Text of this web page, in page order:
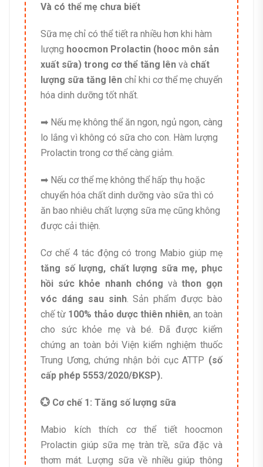
Và có thể mẹ chưa biết
Sữa mẹ chỉ có thể tiết ra nhiều hơn khi hàm
lượng hoocmon Prolactin (hooc môn sản
xuất sữa) trong cơ thể tăng lên và chất
lượng sữa tăng lên chỉ khi cơ thể mẹ chuyển
hóa dinh dưỡng tốt nhất.
➡ Nếu mẹ không thể ăn ngon, ngủ ngon, càng
lo lắng vì không có sữa cho con. Hàm lượng
Prolactin trong cơ thể càng giảm.
➡ Nếu cơ thể mẹ không thể hấp thụ hoặc
chuyển hóa chất dinh dưỡng vào sữa thì có
ăn bao nhiêu chất lượng sữa mẹ cũng không
được cải thiện.
Cơ chế 4 tác động có trong Mabio giúp mẹ
tăng số lượng, chất lượng sữa mẹ, phục
hồi sức khỏe nhanh chóng vàthon gọn
vóc dáng sau sinh. Sản phẩm được bào
chế từ 100% thảo dược thiên nhiên, an toàn
cho sức khỏe mẹ và bé. Đã được kiểm
chứng an toàn bởi Viện kiểm nghiệm thuốc
Trung Ương, chứng nhận bởi cục ATTP (số
cấp phép 5553/2020/ĐKSP).
💮 Cơ chế 1: Tăng số lượng sữa
Mabio kích thích cơ thể tiết hoocmon
Prolactin giúp sữa mẹ tràn trề, sữa đặc và
thơm mát. Lượng sữa về nhiều giúp thông